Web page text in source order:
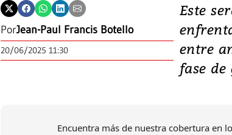
PorJean-Paul Francis Botello
20/06/2025 11:30
Este
entre
fase de
Encuentra más de nuestra cobertura en